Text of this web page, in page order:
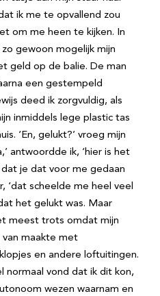
ik me te opvallend zou
om me heen te kijken. In
gewoon mogelijk mijn
geld op de balie. De man
een gestempeld
deed ik zorgvuldig, als
inmiddels lege plastic tas
‘En, gelukt?’ vroeg mijn
antwoordde ik, ‘hier is het
dat je dat voor me gedaan
‘dat scheelde me heel veel
het gelukt was. Maar
meest trots omdat mijn
van maakte met
en andere loftuitingen.
normaal vond dat ik dit kon,
wezen waarnam en